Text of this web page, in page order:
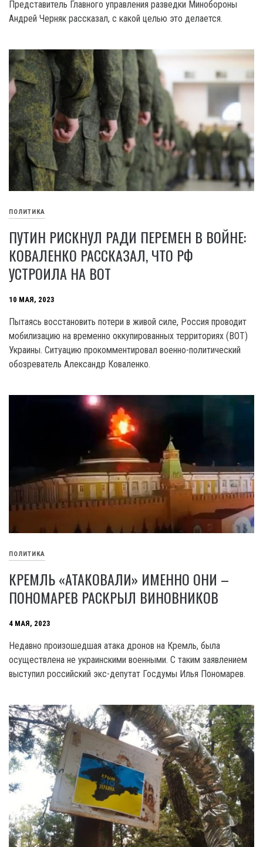
Представитель Главного управления разведки Минобороны
Андрей Черняк рассказал, с какой целью это делается.
ПОЛИТИКА
ПУТИН РИСКНУЛ РАДИ ПЕРЕМЕН В ВОЙНЕ:
КОВАЛЕНКО РАССКАЗАЛ, ЧТО РФ
УСТРОИЛА НА ВОТ
10 МАЯ, 2023
Пытаясь восстановить потери в живой силе, Россия проводит
мобилизацию на временно оккупированных территориях (BOT)
Украины. Ситуацию прокомментировал военно-политический
обозреватель Александр Коваленко.
ПОЛИТИКА
КРЕМЛЬ «АТАКОВАЛИ» ИМЕННО ОНИ –
ПОНОМАРЕВ РАСКРЫЛ ВИНОВНИКОВ
4 МАЯ, 2023
Недавно произошедшая атака дронов на Кремль, была
осуществлена не украинскими военными. С таким заявлением
выступил российский экс-депутат Госдумы Илья Пономарев.